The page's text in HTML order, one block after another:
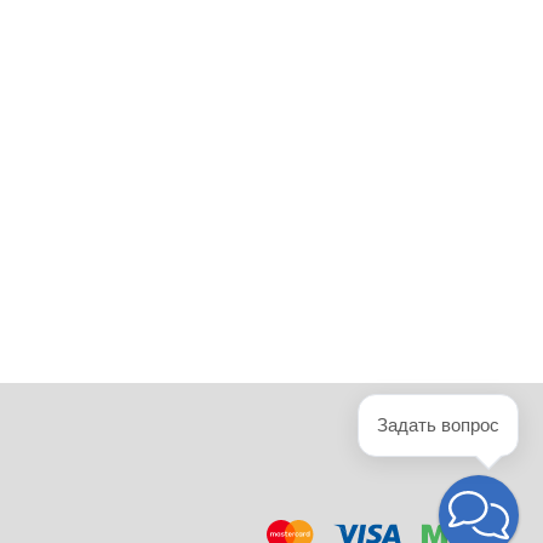
Задать вопрос